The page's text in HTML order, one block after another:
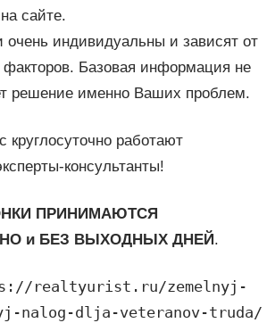
сайте.
очень индивидуальны и зависят от
факторов. Базовая информация не
решение именно Ваших проблем.
круглосуточно работают
консультанты!
ПРИНИМАЮТСЯ
и БЕЗ ВЫХОДНЫХ ДНЕЙ.
realtyurist.ru/zemelnyj-
nalog-dlja-veteranov-truda/